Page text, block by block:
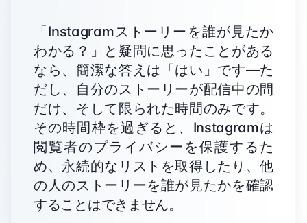
「Instagramストーリーを誰が見たか
わかる？」と疑問に思ったことがある
なら、簡潔な答えは「はい」です—た
だし、自分のストーリーが配信中の間
だけ、そして限られた時間のみです。
その時間枠を過ぎると、Instagramは
閲覧者のプライバシーを保護するた
め、永続的なリストを取得したり、他
の人のストーリーを誰が見たかを確認
することはできません。